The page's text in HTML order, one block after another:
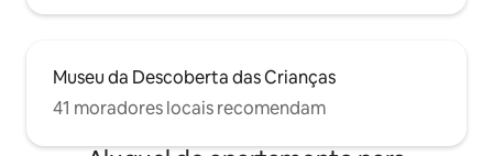
Museu da Descoberta das Crianças
41 moradores locais recomendam